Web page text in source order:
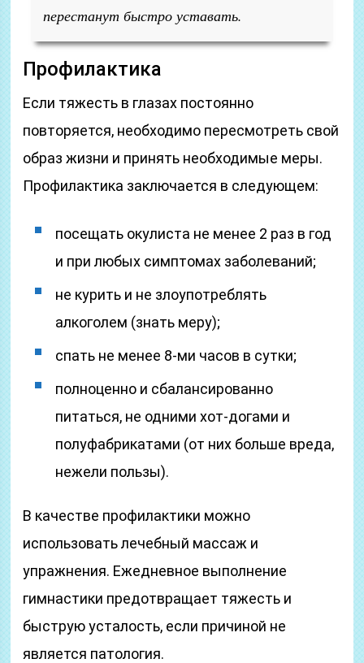
перестанут быстро уставать.
Профилактика
Если тяжесть в глазах постоянно
повторяется, необходимо пересмотреть свой
образ жизни и принять необходимые меры.
Профилактика заключается в следующем:
посещать окулиста не менее 2 раз в год
и при любых симптомах заболеваний;
не курить и не злоупотреблять
алкоголем (знать меру);
спать не менее 8-ми часов в сутки;
полноценно и сбалансированно
питаться, не одними хот-догами и
полуфабрикатами (от них больше вреда,
нежели пользы).
В качестве профилактики можно
использовать лечебный массаж и
упражнения. Ежедневное выполнение
гимнастики предотвращает тяжесть и
быструю усталость, если причиной не
является патология.